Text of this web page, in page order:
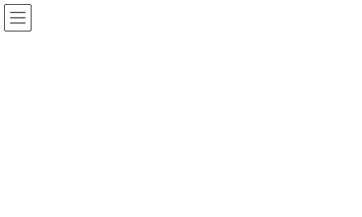
コ
ン
ナ
ビ